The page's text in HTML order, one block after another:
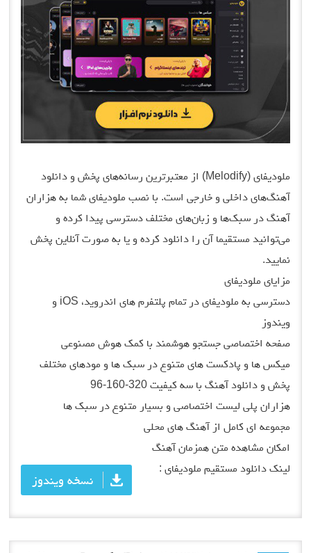
ملودیفای (Melodify) از معتبرترین رسانه‌های پخش و دانلود
آهنگ‌های داخلی و خارجی است. با نصب ملودیفای شما به هزاران
آهنگ در سبک‌ها و زبان‌های مختلف دسترسی پیدا کرده و
می‌توانید مستقیما آن را دانلود کرده و یا به صورت آنلاین پخش
نمایید.
مزایای ملودیفای
دسترسی به ملودیفای در تمام پلتفرم های اندروید، iOS و
ویندوز
صفحه اختصاصی جستجو هوشمند با کمک هوش مصنوعی
میکس ها و پادکست های متنوع در سبک ها و مودهای مختلف
پخش و دانلود آهنگ با سه کیفیت 320-160-96
هزاران پلی لیست اختصاصی و بسیار متنوع در سبک ها
مجموعه ای کامل از آهنگ های محلی
امکان مشاهده متن همزمان آهنگ
لینک دانلود مستقیم ملودیفای :
نسخه ویندوز